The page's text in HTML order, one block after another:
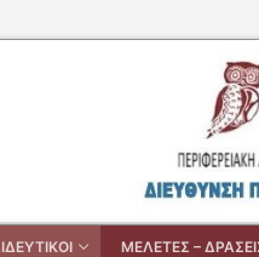
ΜΕΛΕΤΕΣ –